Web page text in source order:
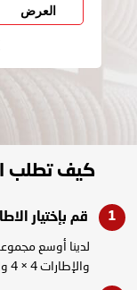
العرض
كيف تطلب
قم بإختيار
لدينا أوسع
والإطارات 4 × 4 وإطارات مركبات فان / بيك آب.